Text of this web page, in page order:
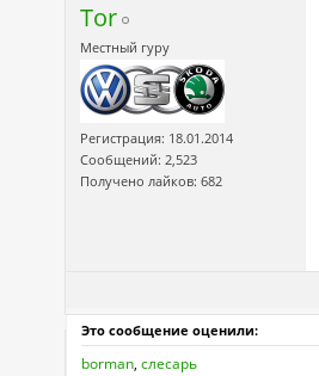
Tor
Местный гуру
Регистрация: 18.01.2014
Сообщений: 2,523
Получено лайков: 682
Это сообщение оценили:
borman, слесарь